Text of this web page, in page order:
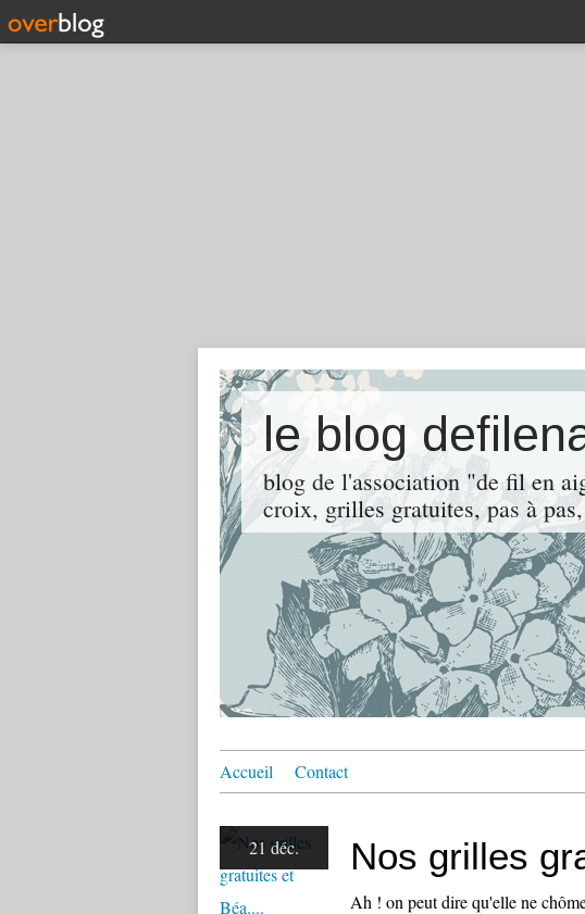
le blog
blog de l'association "de fil en
croix, grilles gratuites, pas à
Accueil Contact
21 déc. Nos grilles
Ah ! on peut dire qu'elle ne